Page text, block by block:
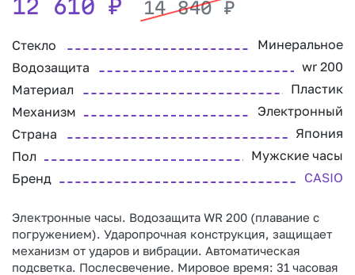
12 610 ₽ 14 840₽
Стекло
Минеральное
Водозащита
wr 200
Материал
Пластик
Механизм
Электронный
Страна
Япония
Пол
Мужские часы
Бренд
CASIO
Электронные часы. Водозащита WR 200 (плавание с
погружением). Ударопрочная конструкция, защищает
механизм от ударов и вибрации. Автоматическая
подсветка. Послесвечение. Мировое время: 31 часовая